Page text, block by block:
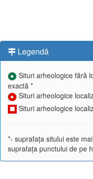
Legendă
Situri arheologice fără
exactă *
Situri arheologice
Situri arheologice
*- suprafața sitului este
suprafața punctului de pe